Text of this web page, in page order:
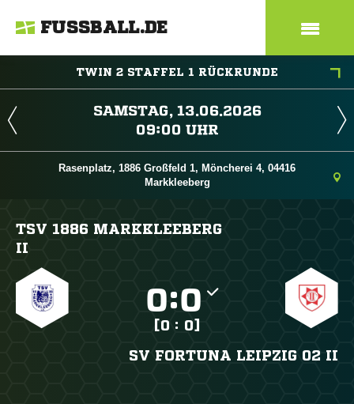
FUSSBALL.DE
TWIN 2 STAFFEL 1 RÜCKRUNDE
 
 
Rasenplatz, 1886 Großfeld 1, Möncherei 4, 04416
Markkleeberg
TSV 1886 MARKKLEEBERG
II
:
[0 : 0]
SV FORTUNA LEIPZIG 02 II